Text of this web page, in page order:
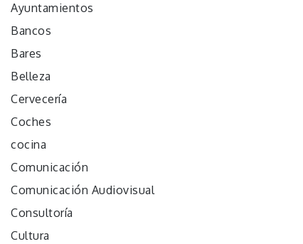
Ayuntamientos
Bancos
Bares
Belleza
Cervecería
Coches
cocina
Comunicación
Comunicación Audiovisual
Consultoría
Cultura